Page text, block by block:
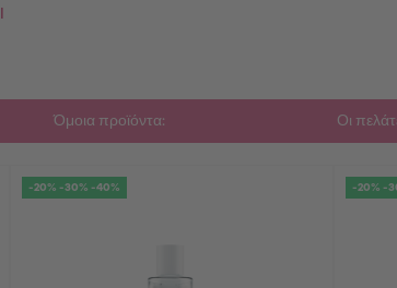
Όμοια προϊόντα: Οι
-20% -30% -40% -20% -